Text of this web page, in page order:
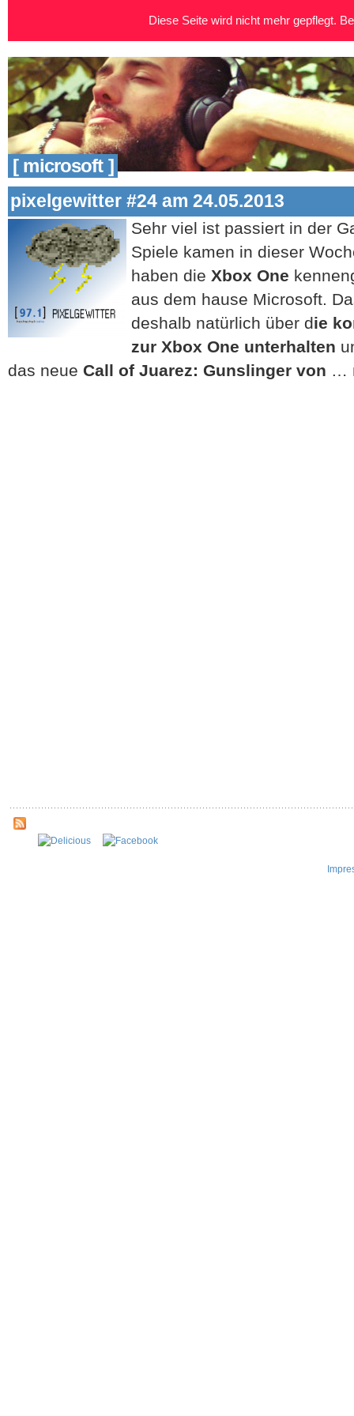
[ microsoft ]
pixelgewitter #24 am 24.05.2013
Sehr viel ist passiert in der
Spiele kamen in dieser
haben die Xbox One
aus dem hause Microsoft.
deshalb natürlich über die
zur Xbox One unterhalten
das neue Call of Juarez: Gunslinger von …
Diese Seite wird nicht mehr gepflegt.